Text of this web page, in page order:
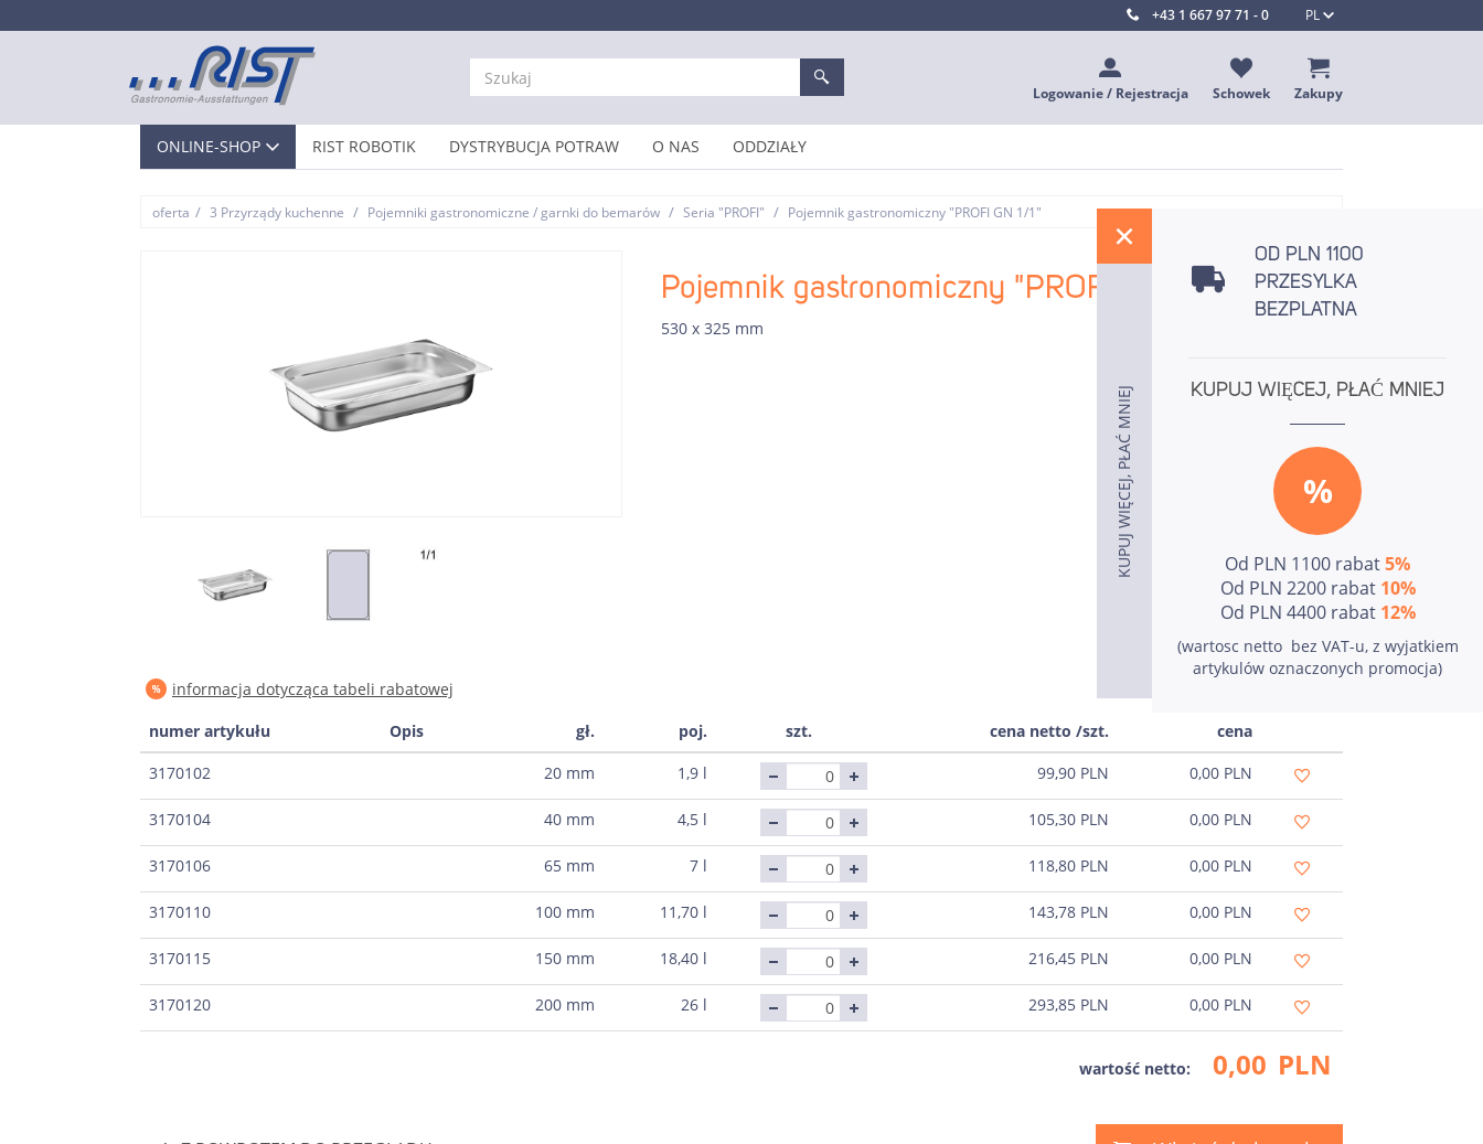
PL
+43 1 667 97 71 - 0
Logowanie / Rejestracja Schowek Zakupy
ONLINE-SHOP RIST ROBOTIK DYSTRYBUCJA POTRAW O NAS ODDZIAŁY
oferta / 3 Przyrządy kuchenne / Pojemniki gastronomiczne / garnki do bemarów / Seria "PROFI" / Pojemnik gastronomiczny "PROFI GN 1/1"
Pojemnik gastronomiczny "PROFI GN 1/1"
530 x 325 mm
informacja dotycząca tabeli rabatowej
numer artykułu
Opis gł. poj. szt. cena netto /szt.
cena
3170102
20 mm 1,9 l 99,90 PLN 0,00 PLN
3170104 40 mm 4,5 l 105,30 PLN 0,00 PLN
3170106 65 mm 7 l 118,80 PLN 0,00 PLN
3170110 100 mm 11,70 l 143,78 PLN 0,00 PLN
3170115 150 mm 18,40 l 216,45 PLN 0,00 PLN
3170120 200 mm 26 l 293,85 PLN 0,00 PLN
wartość netto: 0,00 PLN
KUPUJ WIĘCEJ, PŁAĆ MNIEJ
OD PLN 1100
PRZESYLKA
BEZPLATNA
KUPUJ WIĘCEJ, PŁAĆ MNIEJ
%
Od PLN 1100 rabat5%
Od PLN 2200 rabat 10%
Od PLN 4400 rabat 12%
(wartosc netto  bez VAT-u, z wyjatkiem
artykulów oznaczonych promocja)